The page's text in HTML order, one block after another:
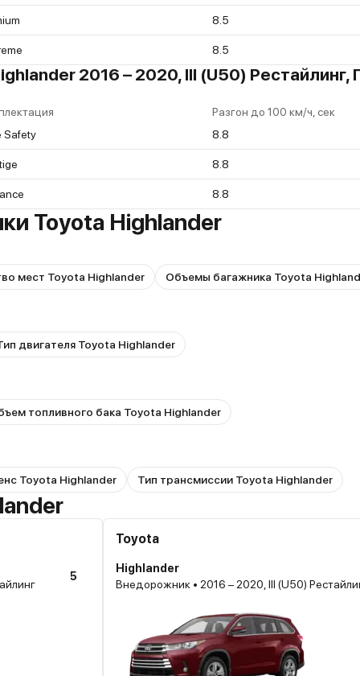
8.5
8.5
2016 – 2020, III (U50)
Разгон до 100 км/ч, сек
Safety
8.8
8.8
8.8
Toyota Highlander
мест Toyota Highlander Объемы багажника Toyota
двигателя Toyota Highlander
топливного бака Toyota Highlander
Toyota Highlander Тип трансмиссии Toyota Highlander
5
Toyota
Highlander
Внедорожник • 2016 – 2020, III (U50)